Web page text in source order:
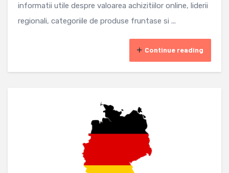
informatii utile despre valoarea achizitiilor online, liderii
regionali, categoriile de produse fruntase si ...
Continue reading